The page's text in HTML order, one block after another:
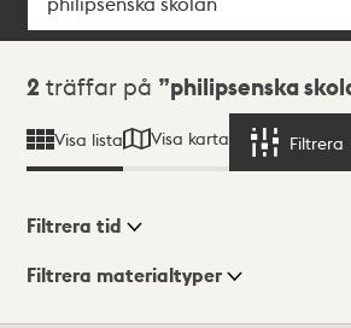
Sökresultat
2 träffar på philipsenska
Visa lista Visa karta Filtrera
Visningsläge
Filtrera tid
Filtrera materialtyper